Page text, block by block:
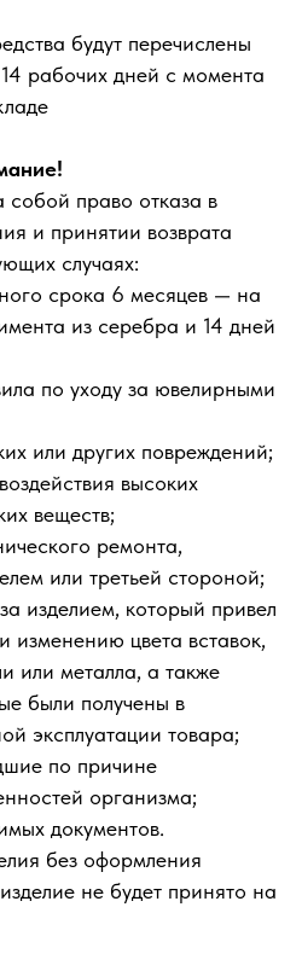
будут перечислены
рабочих дней с момента
собой право отказа в
и принятии возврата
случаях:
срока 6 месяцев — на
из серебра и 14 дней
по уходу за ювелирными
или других повреждений;
высоких
веществ;
ремонта,
или третьей стороной;
изделием, который привел
изменению цвета вставок,
или металла, а также
были получены в
эксплуатации товара;
по причине
организма;
документов.
без оформления
не будет принято на